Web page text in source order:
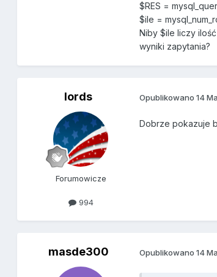
$RES =
$ile =
Niby $ile liczy
wyniki zapytania?
lords
Forumowicze
994
Opublikowano14
Dobrze pokazuje
masde300 Opublikowano14